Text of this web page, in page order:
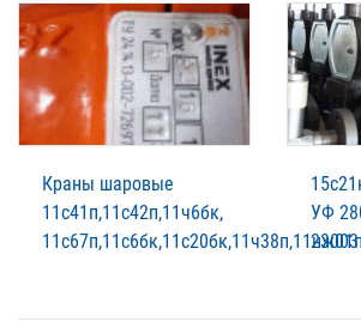
Краны шаровые
11с41п,11с42п,11ч6бк,
УФ
23003